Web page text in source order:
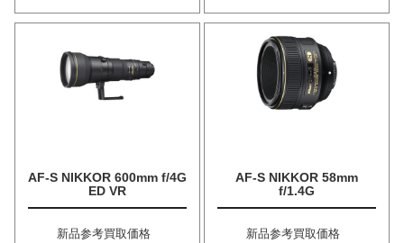
AF-S NIKKOR 600mm f/4G
ED VR
新品参考買取価格
AF-S NIKKOR 58mm
f/1.4G
新品参考買取価格